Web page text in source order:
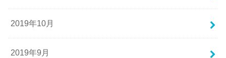
2019年10月
2019年9月